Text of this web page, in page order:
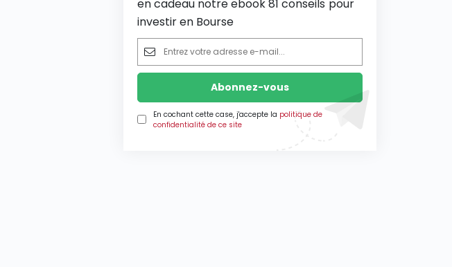
en cadeau notre ebook 81 conseils pour
investir en Bourse
En cochant cette case, j'accepte la politique de
confidentialité de ce site